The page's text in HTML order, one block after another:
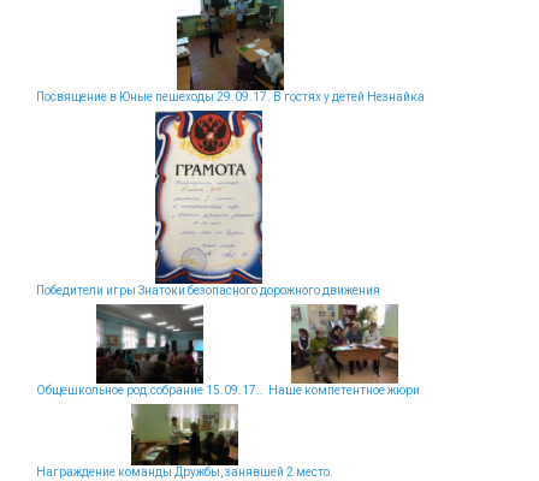
Посвящение в Юные пешеходы 29.09.17. В гостях у детей Незнайка
Победители игры Знатоки безопасного дорожного движения
Общешкольное род.собрание 15.09.17.. Наше компетентное жюри
Награждение команды Дружбы, занявшей 2 место.